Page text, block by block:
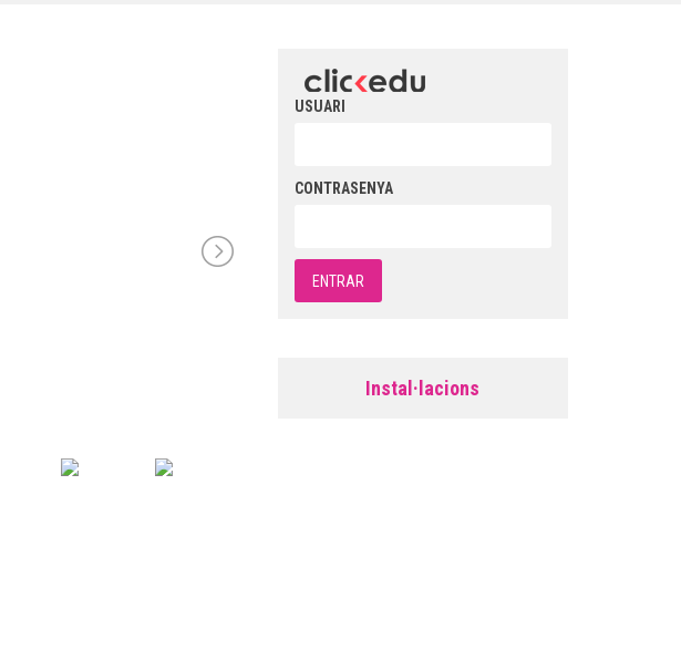
USUARI
CONTRASENYA
Instal·lacions